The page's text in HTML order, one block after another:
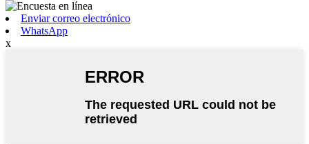
Enviar correo electrónico
WhatsApp
x